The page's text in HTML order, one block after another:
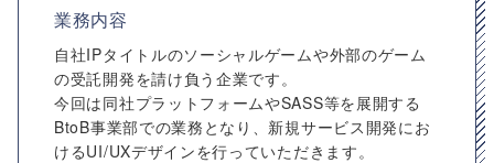
業務内容
自社IPタイトルのソーシャルゲームや外部のゲーム
の受託開発を請け負う企業です。
今回は同社プラットフォームやSASS等を展開する
BtoB事業部での業務となり、新規サービス開発にお
けるUI/UXデザインを行っていただきます。